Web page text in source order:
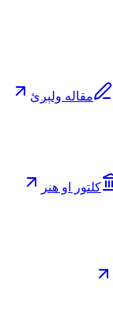
مقاله ولېږئ
کلتور او هنر